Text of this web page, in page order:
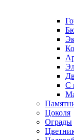
С
Цоколя
Ограды